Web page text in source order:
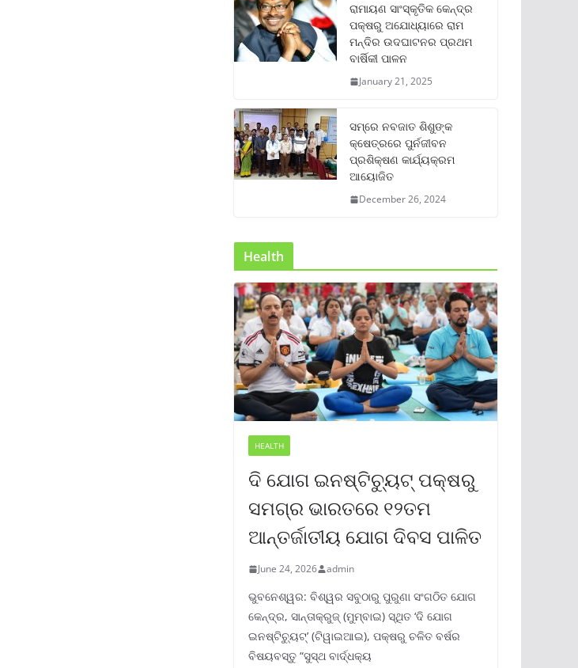
ରାମାୟଣ ସାଂସ୍କୃତିକ କେନ୍ଦ୍ର
ପକ୍ଷରୁ ଅଯୋଧ୍ୟାରେ ରାମ
ମନ୍ଦିର ଉଦଘାଟନର ପ୍ରଥମ
ବାର୍ଷିକୀ ପାଳନ
January 21, 2025
ସମ୍‌ରେ ନବଜାତ ଶିଶୁଙ୍କ
କ୍ଷେତ୍ରରେ ପୁର୍ନଜୀବନ
ପ୍ରଶିକ୍ଷଣ କାର୍ଯ୍ୟକ୍ରମ
ଆୟୋଜିତ
December 26, 2024
Health
HEALTH
ଦି ଯୋଗ ଇନଷ୍ଟିଚ୍ୟୁଟ୍ ପକ୍ଷରୁ
ସମଗ୍ର ଭାରତରେ ୧୨ତମ
ଆନ୍ତର୍ଜାତୀୟ ଯୋଗ ଦିବସ ପାଳିତ
June 24, 2026 admin
ଭୁବନେଶ୍ୱର: ବିଶ୍ୱର ସବୁଠାରୁ ପୁରୁଣା ସଂଗଠିତ ଯୋଗ
କେନ୍ଦ୍ର, ସାନ୍ତାକ୍ରୁଜ୍ (ମୁମ୍ବାଇ) ସ୍ଥିତ ‘ଦି ଯୋଗ
ଇନଷ୍ଟିଚ୍ୟୁଟ୍‌’ (ଟିୱାଇଆଇ), ପକ୍ଷରୁ ଚଳିତ ବର୍ଷର
ବିଷୟବସ୍ତୁ “ସୁସ୍ଥ ବାର୍ଦ୍ଧକ୍ୟ